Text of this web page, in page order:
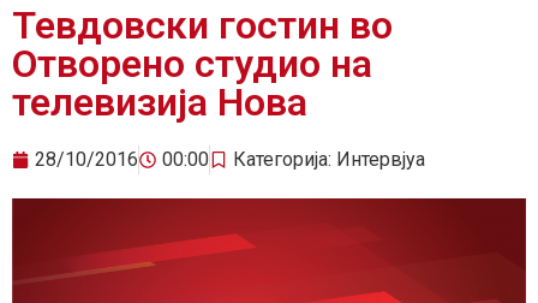
Тевдовски гостин во
Отворено студио на
телевизија Нова
28/10/2016 00:00 Категорија: Интервјуа